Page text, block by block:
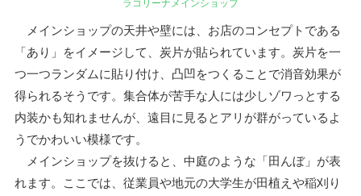
ラコリーナメインショップ
メインショップの天井や壁には、お店のコンセプトである
「あり」をイメージして、炭片が貼られています。炭片を一
つ一つランダムに貼り付け、凸凹をつくることで消音効果が
得られるそうです。集合体が苦手な人には少しゾワっとする
内装かも知れませんが、遠目に見るとアリが群がっているよ
うでかわいい模様です。
メインショップを抜けると、中庭のような「田んぼ」が表
れます。ここでは、従業員や地元の大学生が田植えや稲刈り